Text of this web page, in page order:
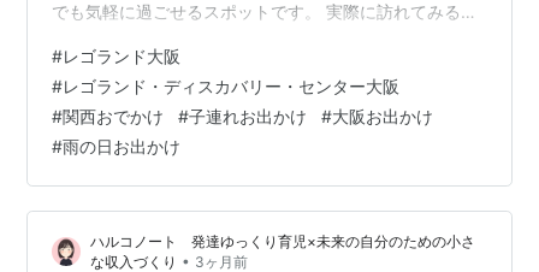
でも気軽に過ごせるスポットです。 実際に訪れてみる
い！」と言うほど楽しんでいました。今回は、施設の様
子や実際に感じたことをまとめてみました。
www.youtube.com 基本情報 チケットについて 所要時
間・食事について 各アトラクションの紹介 レゴファクト
リー キングダム・クエスト マーリン・アプレンティス
レゴスタジオ4Dシネマ ミニラ…
#レゴランド大阪
#レゴランド・ディスカバリー・センター大阪
#関西おでかけ #子連れお出かけ #大阪お出かけ
#雨の日お出かけ
ハルコノート 発達ゆっくり育児×未来の自分のための小さ
な収入づくり • 3ヶ月前